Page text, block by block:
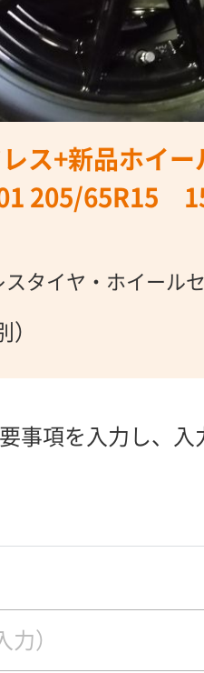
レス+新品ホイ
205/65R15
スタイヤ・ホイール
）
事項を入力し、